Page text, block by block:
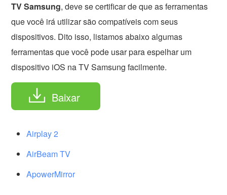
TV Samsung, deve se certificar de que as ferramentas
que você irá utilizar são compatíveis com seus
dispositivos. Dito isso, listamos abaixo algumas
ferramentas que você pode usar para espelhar um
dispositivo iOS na TV Samsung facilmente.
Baixar
Airplay 2
AirBeam TV
ApowerMirror